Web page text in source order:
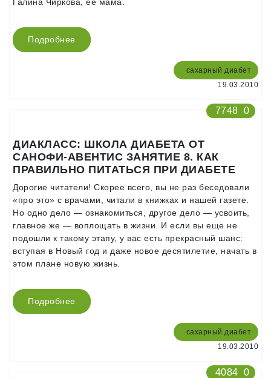
Подробнее
сахарный диабет
19.03.2010
7748 0
ДИАКЛАСС: ШКОЛА ДИАБЕТА ОТ
САНОФИ-АВЕНТИС ЗАНЯТИЕ 8. КАК
ПРАВИЛЬНО ПИТАТЬСЯ ПРИ ДИАБЕТЕ
Дорогие читатели! Скорее всего, вы не раз беседовали
«про это» с врачами, читали в книжках и нашей газете.
Но одно дело — ознакомиться, другое дело — усвоить,
главное же — воплощать в жизни. И если вы еще не
подошли к такому этапу, у вас есть прекрасный шанс:
вступая в Новый год и даже новое десятилетие, начать в
этом плане новую жизнь.
Подробнее
сахарный диабет
19.03.2010
4084 0